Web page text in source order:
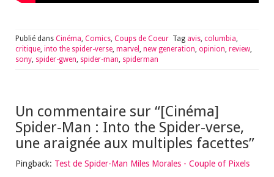
Publié dans Cinéma, Comics, Coups de Coeur Tag avis, columbia,
critique, into the spider-verse, marvel , new generation, opinion, review,
sony, spider-gwen, spider-man, spiderman
Un commentaire sur “[Cinéma]
Spider-Man : Into the Spider-verse,
une araignée aux multiples facettes”
Pingback: Test de Spider-Man Miles Morales - Couple of Pixels